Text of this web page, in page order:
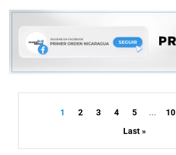
1 2 3 4 5 ... 10
Last »